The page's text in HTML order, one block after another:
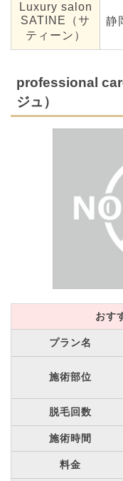
Luxury salon
SATINE（サ
ティーン）
静
professional
ジュ）
おす
プラン名
施術部位
脱毛回数
施術時間
料金